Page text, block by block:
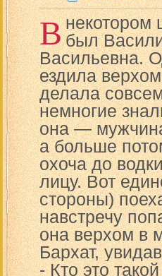
Внекотором
был
Васильевна.
ездила
делала
немногие
она —
а больше
охоча до
лицу. Вот
стороны)
навстречу
она верхом в
Бархат,
- Кто это